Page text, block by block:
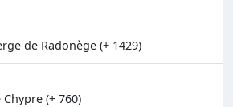
de Radonège (+ 1429)
(+ 760)